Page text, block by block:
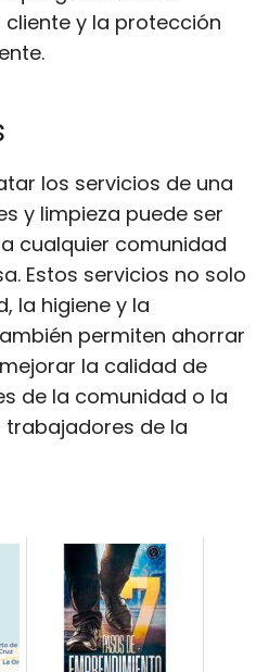
y la protección
los servicios de una
y limpieza puede ser
cualquier comunidad
Estos servicios no solo
la higiene y la
permiten ahorrar
la calidad de
de la comunidad o la
de la